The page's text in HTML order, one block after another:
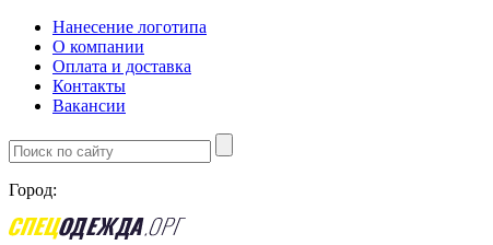
Нанесение логотипа
О компании
Оплата и доставка
Контакты
Вакансии
Город: